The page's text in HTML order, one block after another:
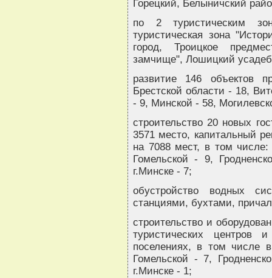
Горецкий, Белыничский
по 2 туристическим
туристическая зона
город, Троицкое
замчище", Лошицкий
развитие 146 объектов
Брестской области - 18,
- 9, Минской - 58,
строительство 20 новых
3571 место, капитальный
на 7088 мест, в том
Гомельской - 9,
г.Минске - 7;
обустройство водных
станциями, бухтами,
строительство и
туристических
поселениях, в том числе
Гомельской - 7,
г.Минске - 1;